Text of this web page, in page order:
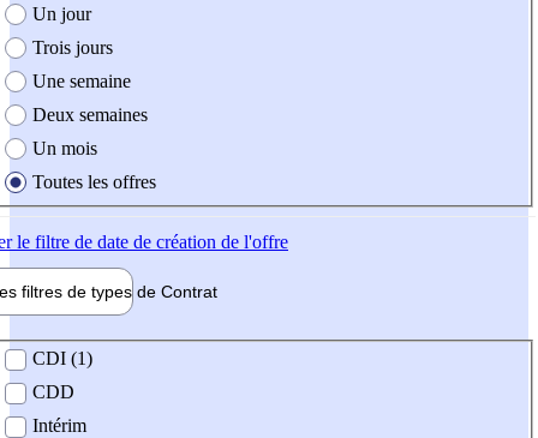
création de l'offre
Un jour
Trois jours
Une semaine
Deux semaines
Un mois
Toutes les offres
le filtre de date de création de l'offre
filtres de types de Contrat
contrat
CDI (1)
CDD
Intérim